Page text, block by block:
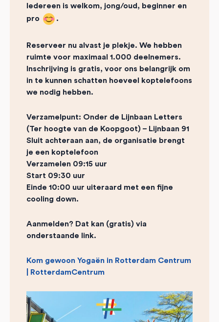
Iedereen is welkom, jong/oud, beginner en
pro
.
Reserveer nu alvast je plekje. We hebben
ruimte voor maximaal 1.000 deelnemers.
Inschrijving is gratis, voor ons belangrijk om
in te kunnen schatten hoeveel koptelefoons
we nodig hebben.
Verzamelpunt: Onder de Lijnbaan Letters
(Ter hoogte van de Koopgoot) – Lijnbaan 91
Sluit achteraan aan, de organisatie brengt
je een koptelefoon
Verzamelen 09:15 uur
Start 09:30 uur
Einde 10:00 uur uiteraard met een fijne
cooling down.
Aanmelden? Dat kan (gratis) via
onderstaande link.
Kom gewoon Yogaën in Rotterdam Centrum
| RotterdamCentrum